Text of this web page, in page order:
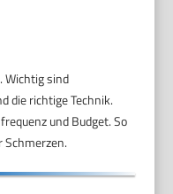
Wichtig sind
die richtige Technik.
und Budget. So